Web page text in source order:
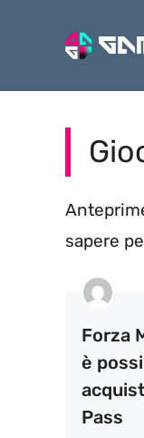
sapere
Forza
è
Pass